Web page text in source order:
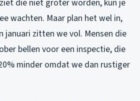
die niet groter worden, kun je
wachten. Maar plan het wel in,
januari zitten we vol. Mensen die
bellen voor een inspectie, die
minder omdat we dan rustiger